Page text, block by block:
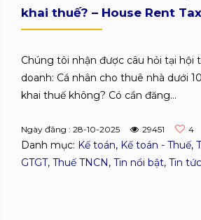
khai thuế? – House Rent Tax
Chúng tôi nhận được câu hỏi tại hội
doanh: Cá nhân cho thuê nhà dưới
khai thuế không? Có cần đăng...
Ngày đăng : 28-10-2025 29451 4
Danh mục: Kế toán, Kế toán - Thuế,
GTGT, Thuế TNCN, Tin nổi bật, Tin tức